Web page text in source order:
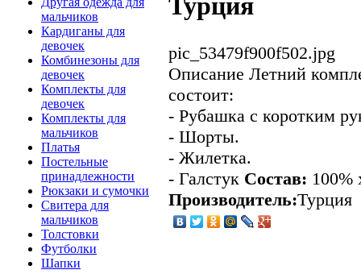
мальчиков
Кардиганы для
девочек
Комбинезоны для
девочек
Комплекты для
девочек
Комплекты для
мальчиков
Платья
Постельные
принадлежности
Рюкзаки и сумочки
Свитера для
мальчиков
Толстовки
Футболки
Шапки
Турция
pic_53479f900f502.jpg
Описание Летний
состоит:
- Рубашка с коротким
- Шорты.
- Жилетка.
- Галстук Состав: 100%
Производитель:Турция